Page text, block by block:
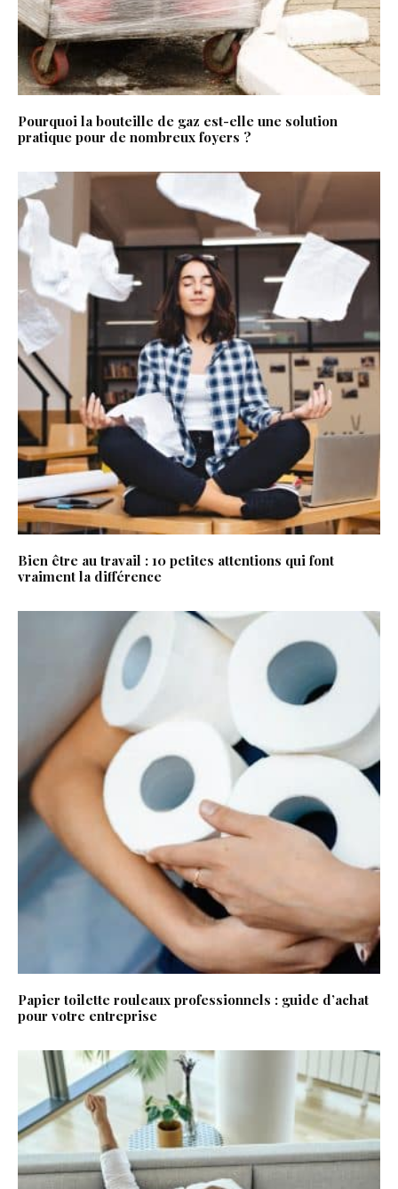
Pourquoi la bouteille de gaz est-elle une solution
pratique pour de nombreux foyers ?
Bien être au travail : 10 petites attentions qui font
vraiment la différence
Papier toilette rouleaux professionnels : guide d’achat
pour votre entreprise